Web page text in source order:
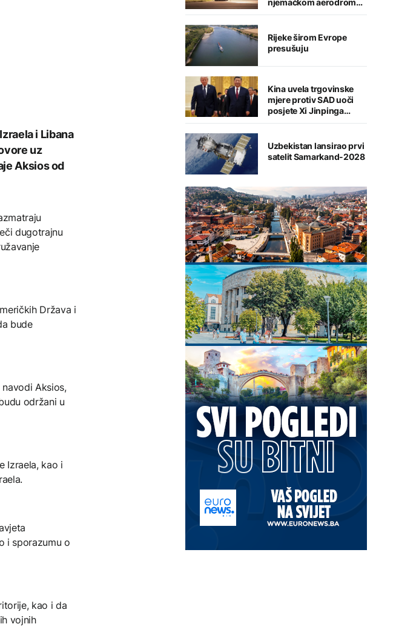
i Libana
uz
Aksios od
dugotrajnu
Država i
bude
Aksios,
održani u
Izraela, kao i
i sporazumu o
kao i da
vojnih
sumnja se na Rusiju
Rijeke širom Evrope
presušuju
Kina uvela trgovinske
mjere protiv SAD uoči
posjete Xi Jinpinga
Washingtonu
Uzbekistan lansirao prvi
satelit Samarkand-2028